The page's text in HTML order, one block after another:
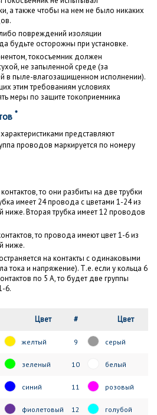
а также чтобы на нем не было никаких
повреждений изоляции
будьте осторожны при установке.
токосъемник должен
не запыленной среде (за
в пыле-влагозащищенном исполнении).
этим требованиям условиях
меры по защите токоприемника
*
представляют
проводов маркируется по номеру
то они разбиты на две трубки
имеет 24 провода с цветами 1-24 из
ниже. Вторая трубка имеет 12 проводов
то провода имеют цвет 1-6 из
ниже.
на контакты с одинаковыми
тока и напряжение). Т.е. если у кольца 6
по 5 А, то будет две группы
6.
Цвет # Цвет
желтый 9 серый
зеленый 10 белый
синий 11 розовый
фиолетовый 12 голубой